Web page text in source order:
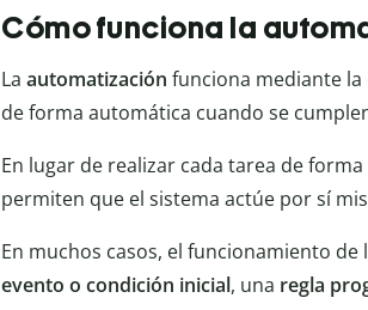
Cómo funciona la
La automatización funciona mediante la
de forma automática cuando se
En lugar de realizar cada tarea de
permiten que el sistema actúe por sí
En muchos casos, el funcionamiento de
evento o condición inicial, una regla